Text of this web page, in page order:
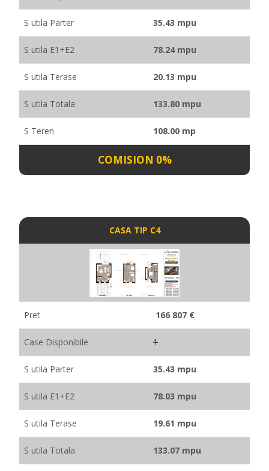
S utila Parter 35.43 mpu
S utila E1+E2 78.24 mpu
S utila Terase 20.13 mpu
S utila Totala 133.80 mpu
S Teren 108.00 mp
COMISION 0%
CASA TIP C4
Pret 166 807 €
Case Disponibile 1
S utila Parter 35.43 mpu
S utila E1+E2 78.03 mpu
S utila Terase 19.61 mpu
S utila Totala 133.07 mpu